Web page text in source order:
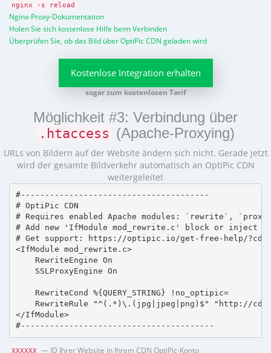
nginx -s reload
Nginx-Proxy-Dokumentation
Holen Sie sich kostenlose Hilfe beim Verbinden
Überprüfen Sie, ob das Bild über OptiPic CDN geladen wird
Kostenlose Integration erhalten
sogar zum kostenlosen Tarif
Möglichkeit #3: Verbindung über
.htaccess (Apache-Proxying)
URLs von Bildern auf der Website ändern sich nicht. Gerade jetzt
wird der gesamte Bildverkehr automatisch an OptiPic CDN
weitergeleitet
#---------------------------------------
# OptiPic CDN
# Requires enabled Apache modules: `rewrite`,
# Add new 'IfModule mod_rewrite.c' block or inject
# Get support: https://optipic.io/get-free-help/
<IfModule mod_rewrite.c>
    RewriteEngine On
    SSLProxyEngine On
    RewriteCond %{QUERY_STRING} !no_optipic=
RewriteRule "^(.*)\.(jpg|jpeg|png)$" "http://
</IfModule>
#----------------------------------------
XXXXXX
— ID Ihrer Website in Ihrem CDN OptiPic-Konto